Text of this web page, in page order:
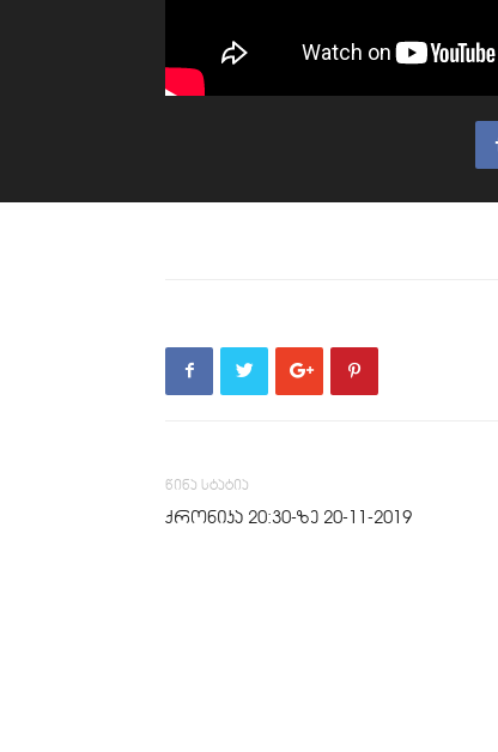
წინა სტატია
ქრონიკა 20:30-ზე 20-11-2019